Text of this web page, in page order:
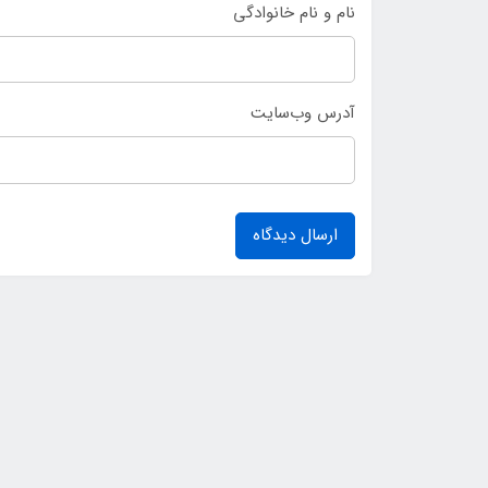
نام و نام خانوادگی
آدرس وب‌سایت
ارسال دیدگاه